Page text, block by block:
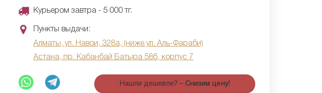
Курьером завтра - 5 000 тг.
Пункты выдачи:
Алматы, ул. Навои, 328а, (ниже ул. Аль-Фараби)
Астана, пр. Кабанбай Батыра 58б, корпус 7
Нашли дешевле? – Снизим цену!